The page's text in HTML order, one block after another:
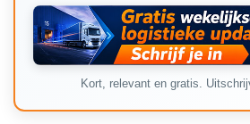
Kort, relevant en gratis.